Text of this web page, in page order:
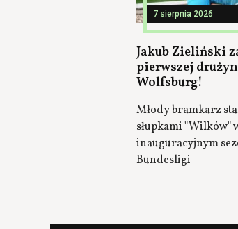
7 sierpnia 2026
Jakub Zieliński
pierwszej
Wolfsburg!
Młody bramkarz
słupkami "Wilków"
inauguracyjnym
Bundesligi